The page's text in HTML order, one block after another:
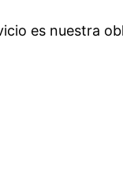
es nuestra